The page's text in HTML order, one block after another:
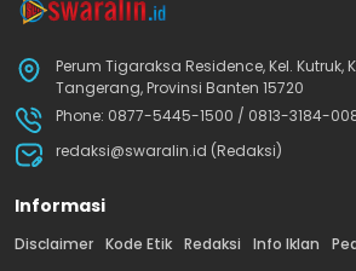
Perum Tigaraksa Residence, Kel. Kutruk,
Tangerang, Provinsi Banten 15720
Phone: 0877-5445-1500 / 0813-3184-
redaksi@swaralin.id (Redaksi)
Informasi
Disclaimer Kode Etik Redaksi Info Iklan